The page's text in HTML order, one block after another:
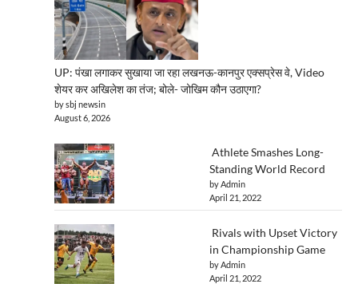
UP: पंखा लगाकर सुखाया जा रहा लखनऊ-कानपुर एक्सप्रेस वे, Video
शेयर कर अखिलेश का तंज; बोले- जोखिम कौन उठाएगा?
by sbj newsin
August 6, 2026
Athlete Smashes Long-
Standing World Record
by Admin
April 21, 2022
Rivals with Upset Victory
in Championship Game
by Admin
April 21, 2022